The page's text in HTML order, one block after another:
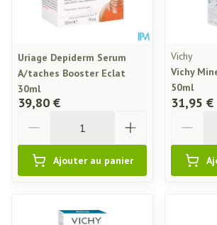
Uriage Depiderm Serum
A/taches Booster Eclat
30ml
39,80 €
Ajouter au panier
Vichy
Vichy
50ml
31,95 €